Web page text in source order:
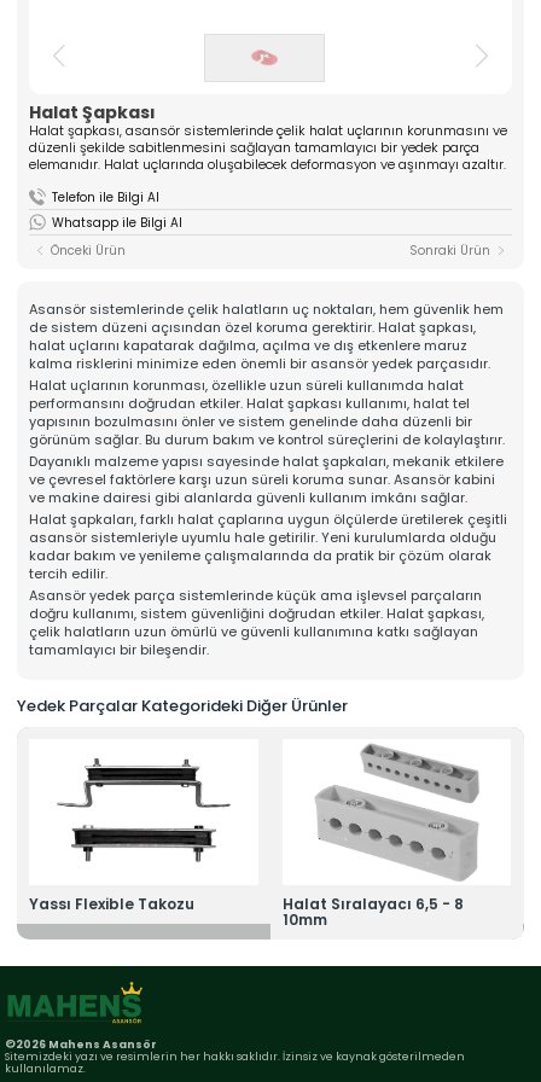
Kurumsal
» Hakkımızda
Ürünlerimiz
» Tırnak Grubu
» Kablo Grubu
» Halat Şişesi Grubu
» Plastik Grubu
» Konsol Grubu
» Yedek Parçalar
Kalite
» Kalite Belgelerimiz
» Kalite Politikamız
Üretim
» Üretim Hattımız
» Özel Üretim Yeteneğimiz
Online Katalog
Bize Ulaşın
» İleitşim Bilgilerimiz
» Konum Bilgilerimiz
üreticidir. Mühendislik tecrübesiyle güven veren
çözümler sunar.
» Halat Şişesi Grubu
» Konsol Grubu
» Yedek Parçalar
Tüm hakkı saklıdır. Sitemizde kullanılan tüm içerik ve görseller
Mahens Asansör'e ait olup izinsiz kullanımı hukuki yaptırıma tabidir.
İhracat & Lojistik
Haberler
Kariyer
İletişim
Halat Şapkası
Halat şapkası, asansör sistemlerinde çelik halat uçlarının korunmasını ve
düzenli şekilde sabitlenmesini sağlayan tamamlayıcı bir yedek parça
elemanıdır. Halat uçlarında oluşabilecek deformasyon ve aşınmayı azaltır.
Telefon ile Bilgi Al
Whatsapp ile Bilgi Al
Önceki Ürün
Sonraki Ürün
Asansör sistemlerinde çelik halatların uç noktaları, hem güvenlik hem
de sistem düzeni açısından özel koruma gerektirir. Halat şapkası,
halat uçlarını kapatarak dağılma, açılma ve dış etkenlere maruz
kalma risklerini minimize eden önemli bir asansör yedek parçasıdır.
Halat uçlarının korunması, özellikle uzun süreli kullanımda halat
performansını doğrudan etkiler. Halat şapkası kullanımı, halat tel
yapısının bozulmasını önler ve sistem genelinde daha düzenli bir
görünüm sağlar. Bu durum bakım ve kontrol süreçlerini de kolaylaştırır.
Dayanıklı malzeme yapısı sayesinde halat şapkaları, mekanik etkilere
ve çevresel faktörlere karşı uzun süreli koruma sunar. Asansör kabini
ve makine dairesi gibi alanlarda güvenli kullanım imkânı sağlar.
Halat şapkaları, farklı halat çaplarına uygun ölçülerde üretilerek çeşitli
asansör sistemleriyle uyumlu hale getirilir. Yeni kurulumlarda olduğu
kadar bakım ve yenileme çalışmalarında da pratik bir çözüm olarak
tercih edilir.
Asansör yedek parça sistemlerinde küçük ama işlevsel parçaların
doğru kullanımı, sistem güvenliğini doğrudan etkiler. Halat şapkası,
çelik halatların uzun ömürlü ve güvenli kullanımına katkı sağlayan
tamamlayıcı bir bileşendir.
Yedek Parçalar Kategorideki Diğer Ürünler
Yassı Flexible Takozu Halat Sıralayacı 6,5 - 8
10mm
©2026 Mahens Asansör
Sitemizdeki yazı ve resimlerin her hakkı saklıdır. İzinsiz ve kaynak gösterilmeden
kullanılamaz.